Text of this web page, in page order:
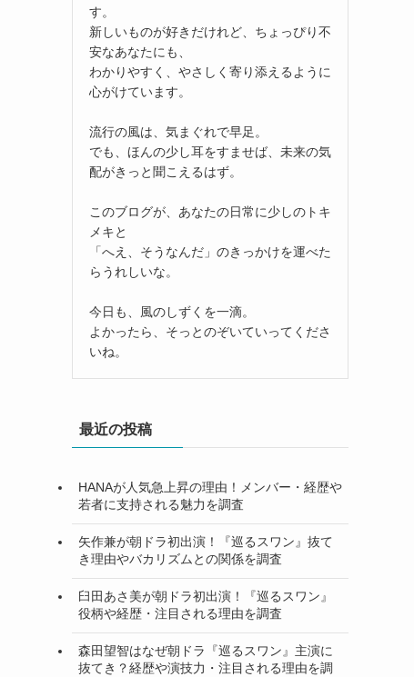
す。
新しいものが好きだけれど、ちょっぴり不
安なあなたにも、
わかりやすく、やさしく寄り添えるように
心がけています。
流行の風は、気まぐれで早足。
でも、ほんの少し耳をすませば、未来の気
配がきっと聞こえるはず。
このブログが、あなたの日常に少しのトキ
メキと
「へえ、そうなんだ」のきっかけを運べた
らうれしいな。
今日も、風のしずくを一滴。
よかったら、そっとのぞいていってくださ
いね。
最近の投稿
HANAが人気急上昇の理由！メンバー・経歴や
若者に支持される魅力を調査
矢作兼が朝ドラ初出演！『巡るスワン』抜て
き理由やバカリズムとの関係を調査
臼田あさ美が朝ドラ初出演！『巡るスワン』
役柄や経歴・注目される理由を調査
森田望智はなぜ朝ドラ『巡るスワン』主演に
抜てき？経歴や演技力・注目される理由を調